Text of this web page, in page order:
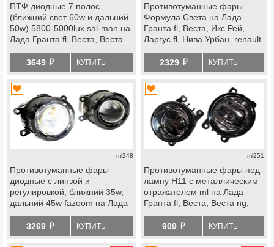
ПТФ диодные 7 полос
(ближний свет 60w и дальний
50w) 5800-5000lux sal-man на
Лада Гранта fl, Веста, Веста
Урбан, renault
3649 й КУПИТЬ
Противотуманные фары
Формула Света на Лада
Гранта fl, Веста, Икс Рей,
Ларгус fl, Нива Урбан, renault
2329 й КУПИТЬ
ml248
Противотуманные фары
диодные с линзой и
регулировкой, ближний 35w,
дальний 45w fazoom на Лада
Рей, Ларгус fl, Нива Урбан,
renault
3269 й КУПИТЬ
ml251
Противотуманные фары под
лампу Н11 с металлическим
отражателем ml на Лада
Гранта fl, Веста, Веста ng,
Урбан, renault
909 й КУПИТЬ